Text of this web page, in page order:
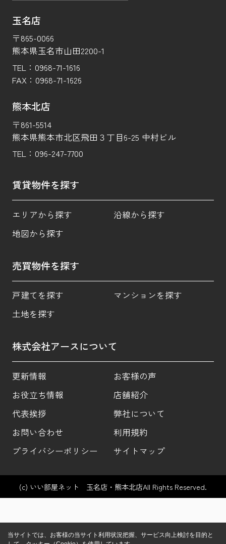
玉名店
〒865-0066
熊本県玉名市山田2200-1
TEL： 0968-71-1616
FAX： 0968-71-1626
熊本北店
〒861-5514
熊本県熊本市北区飛田３丁目6-25 中村ビル
TEL： 096-247-7700
賃貸物件を探す
エリアから探す
沿線から探す
地図から探す
売買物件を探す
戸建てを探す
マンションを探す
土地を探す
株式会社アースについて
更新情報
お客様の声
お役立ち情報
店舗紹介
代表挨拶
弊社について
お問い合わせ
利用規約
プライバシーポリシー
サイトマップ
(c) いい部屋ネット 玉名店・熊本北店All Rights Reserved.
当サイトでは、お客様の当サイト利用状況把握、サービス向上検討を目的と